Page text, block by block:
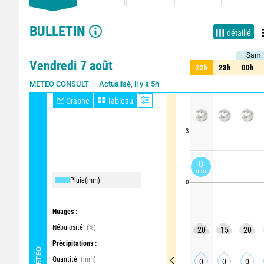
BULLETIN détaillé
Vendredi 7 août
METEO CONSULT Actualisé, il y a 5h
MÉTÉO
Graphe Tableau
Pluie(mm)
Nuages :
Nébulosité (%)
Précipitations :
Quantité (mm)
3
0
Sam.
22h 23h 00h
22h 23h 00h
20 15 20
0 0 0
0
mm